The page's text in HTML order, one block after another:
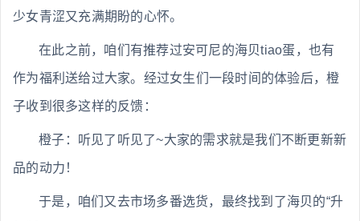
少女青涩又充满期盼的心怀。
在此之前，咱们有推荐过安可尼的海贝tiao蛋，也有
作为福利送给过大家。经过女生们一段时间的体验后，橙
子收到很多这样的反馈：
橙子：听见了听见了~大家的需求就是我们不断更新新
品的动力！
于是，咱们又去市场多番选货，最终找到了海贝的“升